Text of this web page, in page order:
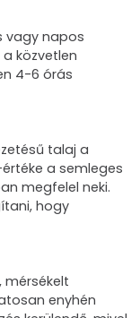
vagy napos
közvetlen
4-6 órás
talaj a
a semleges
megfelel neki.
hogy
mérsékelt
enyhén